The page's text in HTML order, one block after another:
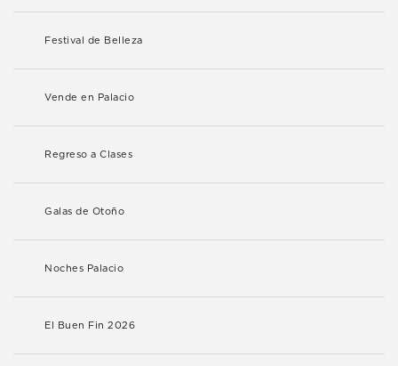
Festival de Belleza
Vende en Palacio
Regreso a Clases
Galas de Otoño
Noches Palacio
El Buen Fin 2026